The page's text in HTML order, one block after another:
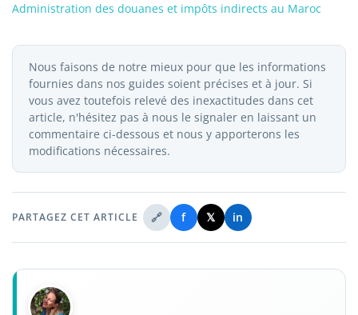
Administration des douanes et impôts indirects au Maroc
Nous faisons de notre mieux pour que les informations
fournies dans nos guides soient précises et à jour. Si
vous avez toutefois relevé des inexactitudes dans cet
article, n'hésitez pas à nous le signaler en laissant un
commentaire ci-dessous et nous y apporterons les
modifications nécessaires.
PARTAGEZ CET ARTICLE 🔗 f 𝕏 in